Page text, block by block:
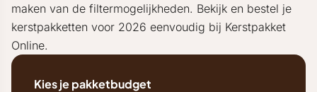
maken van de filtermogelijkheden. Bekijk en bestel je
kerstpakketten voor 2026 eenvoudig bij Kerstpakket
Online.
Kies je pakketbudget